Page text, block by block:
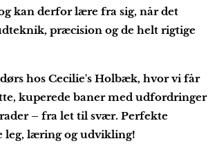
kan derfor lære fra sig, når det
præcision og de helt rigtige
hos Cecilie's Holbæk, hvor vi får
kuperede baner med udfordringer
– fra let til svær. Perfekte
leg, læring og udvikling!